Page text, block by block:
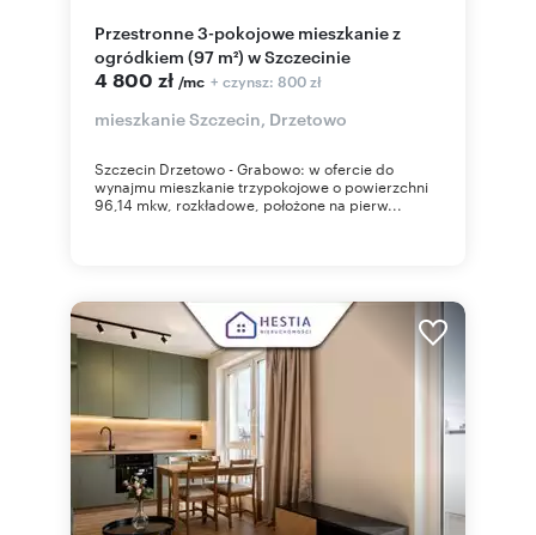
Przestronne 3-pokojowe mieszkanie z
ogródkiem (97 m²) w Szczecinie
4 800 zł /mc + czynsz: 800 zł
mieszkanie Szczecin, Drzetowo
Szczecin Drzetowo - Grabowo: w ofercie do
wynajmu mieszkanie trzypokojowe o powierzchni
96,14 mkw, rozkładowe, położone na pierw...